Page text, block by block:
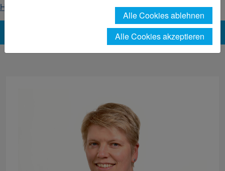
Home
News-Detailseite
Alle Cookies ablehnen
Alle Cookies akzeptieren